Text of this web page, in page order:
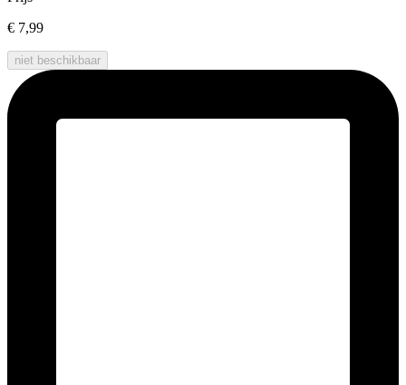
€ 7,99
niet beschikbaar